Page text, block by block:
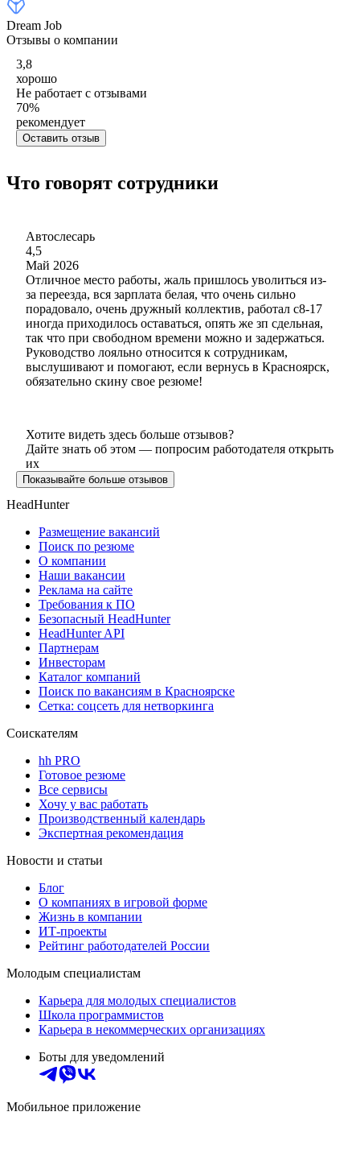
Dream Job
Отзывы о компании
3,8
хорошо
Не работает с отзывами
70%
рекомендует
Оставить отзыв
Что говорят сотрудники
Автослесарь
4,5
Май 2026
Отличное место работы, жаль пришлось уволиться из-
за переезда, вся зарплата белая, что очень сильно
порадовало, очень дружный коллектив, работал с8-17
иногда приходилось оставаться, опять же зп сдельная,
так что при свободном времени можно и задержаться.
Руководство лояльно относится к сотрудникам,
выслушивают и помогают, если вернусь в Красноярск,
обязательно скину свое резюме!
Хотите видеть здесь больше отзывов?
Дайте знать об этом — попросим работодателя открыть
их
Показывайте больше отзывов
HeadHunter
Размещение вакансий
Поиск по резюме
О компании
Наши вакансии
Реклама на сайте
Требования к ПО
Безопасный HeadHunter
HeadHunter API
Партнерам
Инвесторам
Каталог компаний
Поиск по вакансиям в Красноярске
Сетка: соцсеть для нетворкинга
Соискателям
hh PRO
Готовое резюме
Все сервисы
Хочу у вас работать
Производственный календарь
Экспертная рекомендация
Новости и статьи
Блог
О компаниях в игровой форме
Жизнь в компании
ИТ-проекты
Рейтинг работодателей России
Молодым специалистам
Карьера для молодых специалистов
Школа программистов
Карьера в некоммерческих организациях
Боты для уведомлений
Мобильное приложение